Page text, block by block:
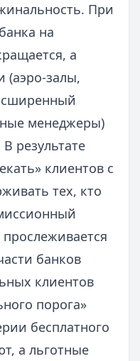
При
на
а
(аэро-залы,
менеджеры)
результате
клиентов с
тех, кто
банков
клиентов
порога»
бесплатного
а льготные